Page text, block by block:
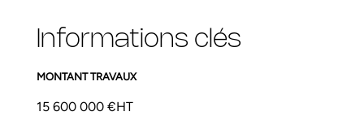
Informations clés
MONTANT TRAVAUX
15 600 000 €HT